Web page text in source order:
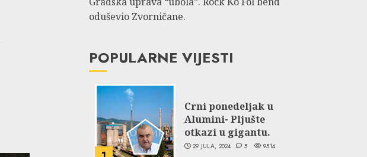
oduševio Zvorničane.
POPULARNE VIJESTI
Crni ponedeljak u
Alumini- Pljušte
otkazi u gigantu.
29 JULA, 2024 5 9514